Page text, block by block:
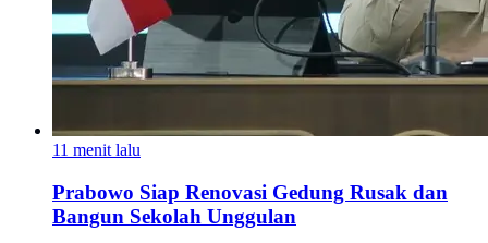
11 menit lalu
Prabowo Siap Renovasi Gedung Rusak dan
Bangun Sekolah Unggulan